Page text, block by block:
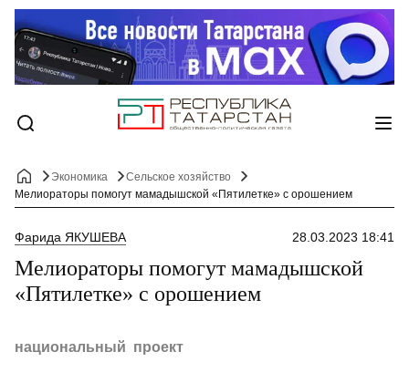
Экономика
Сельское хозяйство
Мелиораторы помогут мамадышской «Пятилетке» с орошением
Фарида ЯКУШЕВА 28.03.2023 18:41
Мелиораторы помогут мамадышской
«Пятилетке» с орошением
национальный проект